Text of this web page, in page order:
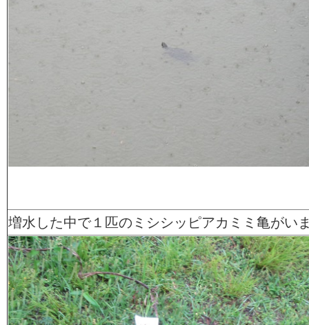
増水した中で１匹のミシシッピアカミミ亀がい